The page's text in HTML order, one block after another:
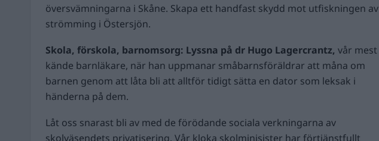
översvämningarna i Skåne. Skapa ett handfast skydd mot utfiskningen av
strömming i Östersjön.
Skola, förskola, barnomsorg: Lyssna på dr Hugo Lagercrantz, vår mest
kände barnläkare, när han uppmanar småbarnsföräldrar att måna om
barnen genom att låta bli att alltför tidigt sätta en dator som leksak i
händerna på dem.
Låt oss snarast bli av med de förödande sociala verkningarna av
skolväsendets privatisering. Vår kloka skolminisister har förtjänstfullt